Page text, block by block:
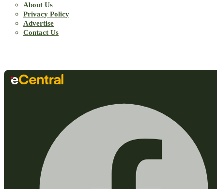
About Us
Privacy Policy
Advertise
Contact Us